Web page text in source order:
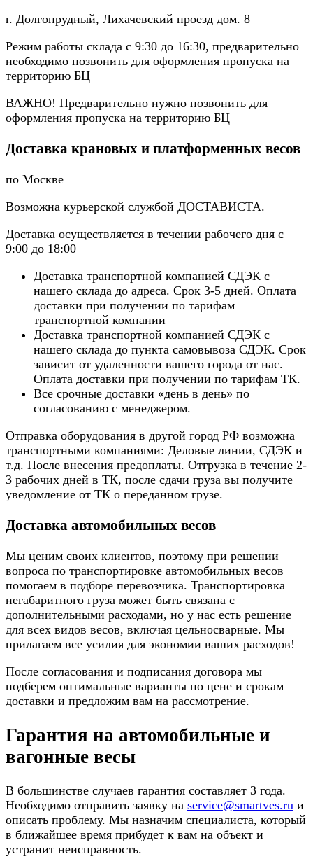
г. Долгопрудный, Лихачевский проезд дом. 8
Режим работы склада с 9:30 до 16:30, предварительно
необходимо позвонить для оформления пропуска на
территорию БЦ
ВАЖНО! Предварительно нужно позвонить для
оформления пропуска на территорию БЦ
Доставка крановых и платформенных весов
по Москве
Возможна курьерской службой ДОСТАВИСТА.
Доставка осуществляется в течении рабочего дня с
9:00 до 18:00
Доставка транспортной компанией СДЭК с
нашего склада до адреса. Срок 3-5 дней. Оплата
доставки при получении по тарифам
транспортной компании
Доставка транспортной компанией СДЭК с
нашего склада до пункта самовывоза СДЭК. Срок
зависит от удаленности вашего города от нас.
Оплата доставки при получении по тарифам ТК.
Все срочные доставки «день в день» по
согласованию с менеджером.
Отправка оборудования в другой город РФ возможна
транспортными компаниями: Деловые линии, СДЭК и
т.д. После внесения предоплаты. Отгрузка в течение 2-
3 рабочих дней в ТК, после сдачи груза вы получите
уведомление от ТК о переданном грузе.
Доставка автомобильных весов
Мы ценим своих клиентов, поэтому при решении
вопроса по транспортировке автомобильных весов
помогаем в подборе перевозчика. Транспортировка
негабаритного груза может быть связана с
дополнительными расходами, но у нас есть решение
для всех видов весов, включая цельносварные. Мы
прилагаем все усилия для экономии ваших расходов!
После согласования и подписания договора мы
подберем оптимальные варианты по цене и срокам
доставки и предложим вам на рассмотрение.
Гарантия на автомобильные и
вагонные весы
В большинстве случаев гарантия составляет 3 года.
Необходимо отправить заявку на service@smartves.ru и
описать проблему. Мы назначим специалиста, который
в ближайшее время прибудет к вам на объект и
устранит неисправность.